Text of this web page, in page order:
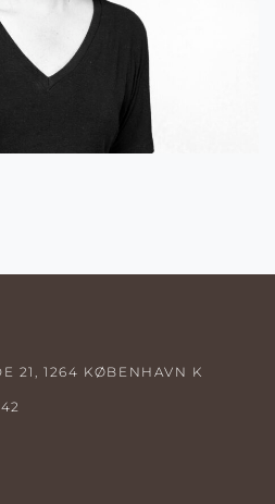
21, 1264 KØBENHAVN K